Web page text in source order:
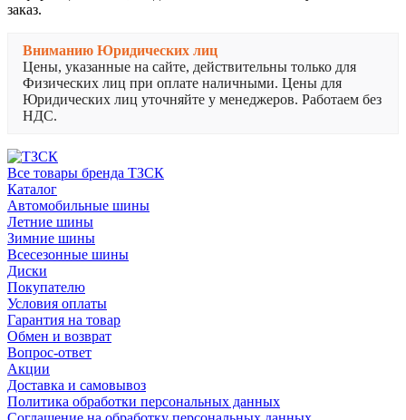
заказ.
Вниманию Юридических лиц
Цены, указанные на сайте, действительны только для
Физических лиц при оплате наличными. Цены для
Юридических лиц уточняйте у менеджеров. Работаем без
НДС.
Все товары бренда ТЗСК
Каталог
Автомобильные шины
Летние шины
Зимние шины
Всесезонные шины
Диски
Покупателю
Условия оплаты
Гарантия на товар
Обмен и возврат
Вопрос-ответ
Акции
Доставка и самовывоз
Политика обработки персональных данных